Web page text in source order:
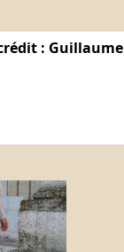
: Guillaume